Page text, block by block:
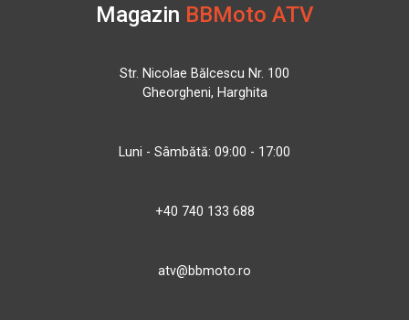
Magazin BBMoto ATV
Str. Nicolae Bălcescu Nr. 100
Gheorgheni, Harghita
Luni - Sâmbătă: 09:00 - 17:00
+40 740 133 688
atv@bbmoto.ro